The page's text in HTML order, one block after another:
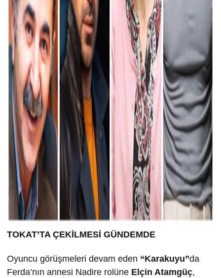
TOKAT’TA ÇEKİLMESİ GÜNDEMDE
Oyuncu görüşmeleri devam eden “Karakuyu”da
Ferda’nın annesi Nadire rolüne Elçin Atamgüç,